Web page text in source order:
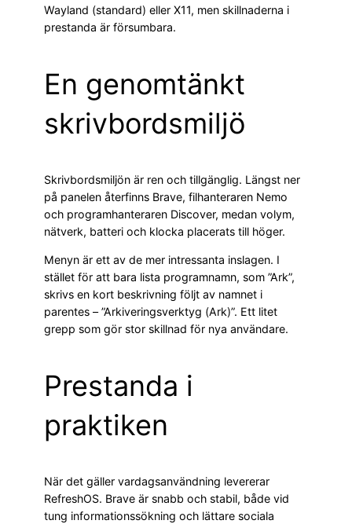
Wayland (standard) eller X11, men skillnaderna i
prestanda är försumbara.
En genomtänkt
skrivbordsmiljö
Skrivbordsmiljön är ren och tillgänglig. Längst ner
på panelen återfinns Brave, filhanteraren Nemo
och programhanteraren Discover, medan volym,
nätverk, batteri och klocka placerats till höger.
Menyn är ett av de mer intressanta inslagen. I
stället för att bara lista programnamn, som ”Ark”,
skrivs en kort beskrivning följt av namnet i
parentes – ”Arkiveringsverktyg (Ark)”. Ett litet
grepp som gör stor skillnad för nya användare.
Prestanda i
praktiken
När det gäller vardagsanvändning levererar
RefreshOS. Brave är snabb och stabil, både vid
tung informationssökning och lättare sociala